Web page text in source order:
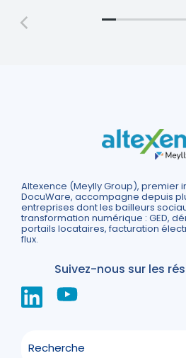
Altexence (Meylly Group), premier
DocuWare, accompagne depuis
entreprises dont les bailleurs
transformation numérique : GED,
portails locataires, facturation
flux.
Suivez-nous sur les